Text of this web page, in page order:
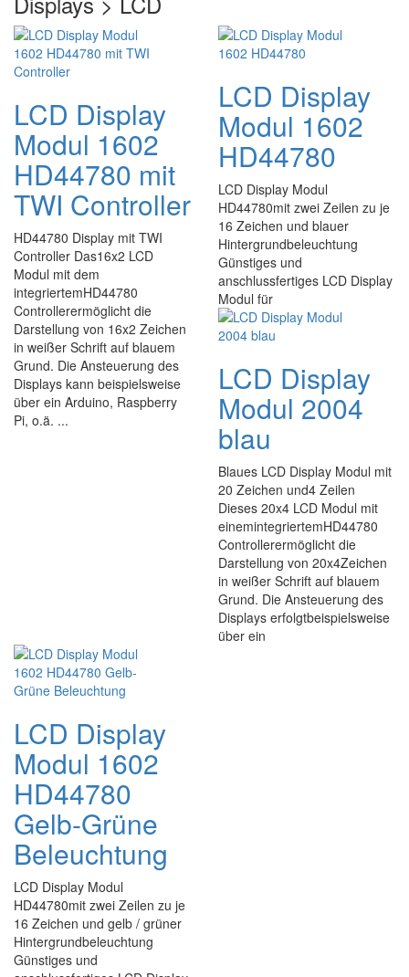
LCD Display
Modul 1602
HD44780 mit
TWI Controller
HD44780 Display mit TWI
Controller Das16x2 LCD
Modul mit dem
integriertemHD44780
Controllerermöglicht die
Darstellung von 16x2 Zeichen
in weißer Schrift auf blauem
Grund. Die Ansteuerung des
Displays kann beispielsweise
über ein Arduino, Raspberry
Pi, o.ä. ...
LCD Display
Modul 1602
HD44780
LCD Display Modul
HD44780mit zwei Zeilen zu je
16 Zeichen und blauer
Hintergrundbeleuchtung
Günstiges und
anschlussfertiges LCD Display
Modul für
LCD Display
Modul 2004
blau
Blaues LCD Display Modul mit
20 Zeichen und4 Zeilen
Dieses 20x4 LCD Modul mit
einemintegriertemHD44780
Controllerermöglicht die
Darstellung von 20x4Zeichen
in weißer Schrift auf blauem
Grund. Die Ansteuerung des
Displays erfolgtbeispielsweise
über ein
LCD Display
Modul 1602
HD44780
Gelb-Grüne
Beleuchtung
LCD Display Modul
HD44780mit zwei Zeilen zu je
16 Zeichen und gelb / grüner
Hintergrundbeleuchtung
Günstiges und